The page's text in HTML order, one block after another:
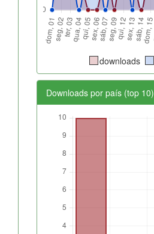
downloads
Downloads por país (top 10)